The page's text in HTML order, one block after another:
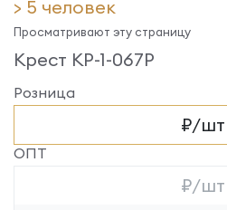
> 5 человек
Просматривают эту страницу
Крест КР-1-067Р
Розница
₽/шт
ОПТ
₽/шт